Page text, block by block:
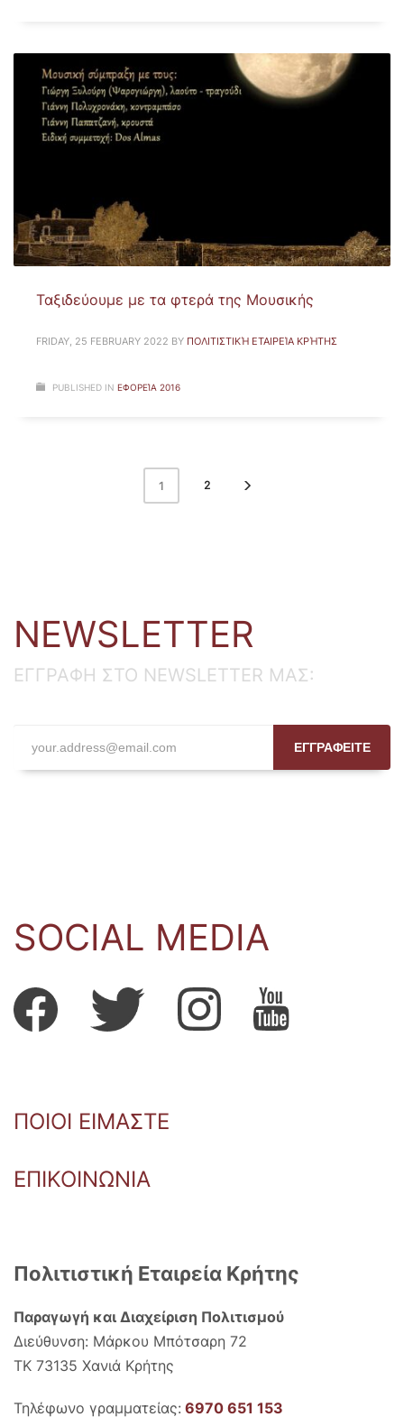
Ταξιδεύουμε με τα φτερά της Μουσικής
FRIDAY, 25 FEBRUARY 2022 BY ΠΟΛΙΤΙΣΤΙΚΉ ΕΤΑΙΡΕΊΑ ΚΡΉΤΗΣ
PUBLISHED IN ΕΦΟΡΕΊΑ 2016
1 2
NEWSLETTER
ΕΓΓΡΑΦΗ ΣΤΟ NEWSLETTER ΜΑΣ:
ΕΓΓΡΑΦΕΙΤΕ
SOCIAL MEDIA
ΠΟΙΟΙ ΕΙΜΑΣΤΕ
ΕΠΙΚΟΙΝΩΝΙΑ
Πολιτιστική Εταιρεία Κρήτης
Παραγωγή και Διαχείριση Πολιτισμού
Διεύθυνση: Μάρκου Μπότσαρη 72
ΤΚ 73135 Χανιά Κρήτης
Τηλέφωνο γραμματείας: 6970 651 153